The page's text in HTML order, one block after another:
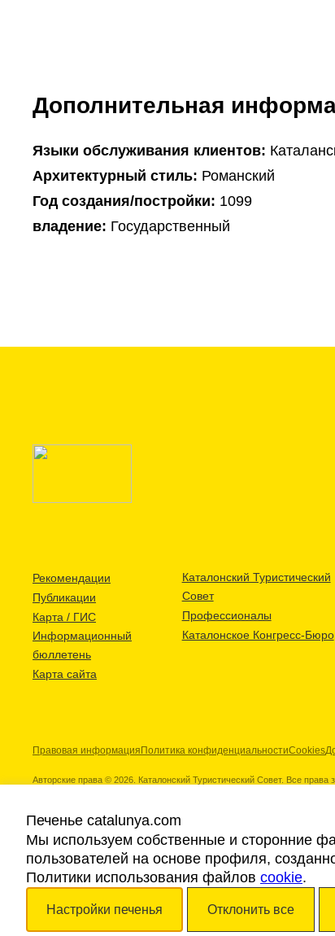
Дополнительная
Языки обслуживания клиентов:
Архитектурный стиль: Романский
Год создания/постройки: 1099
владение: Государственный
Рекомендации
Публикации
Карта / ГИС
Информационный
бюллетень
Карта сайта
Каталонский Туристический
Совет
Профессионалы
Каталонское Конгресс-Бюро
Правовая информация Политика конфиденциальностиCookies
Авторские права © 2026. Каталонский Туристический Совет. Все права
Наши партнеры
Печенье catalunya.com
Мы используем собственные и сторонние
пользователей на основе профиля,
Политики использования файлов cookie.
Настройки печенья Отклонить все